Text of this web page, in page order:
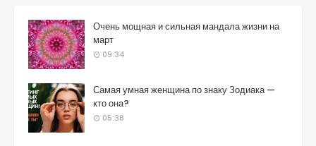
Очень мощная и сильная мандала жизни на
март
09:34
Самая умная женщина по знаку Зодиака —
кто она?
05:38